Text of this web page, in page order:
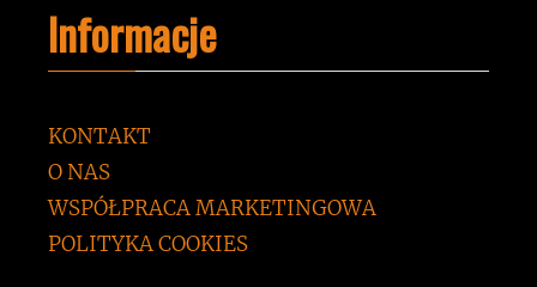
Informacje
KONTAKT
O NAS
WSPÓŁPRACA MARKETINGOWA
POLITYKA COOKIES